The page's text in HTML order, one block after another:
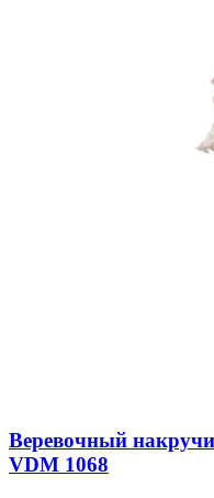
Веревочный
VDM 1068